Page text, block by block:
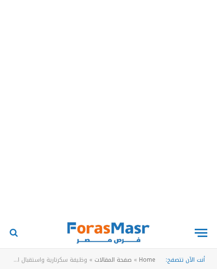
أنت الآن تتصفح: Home
» صفحة المقالات » وظيفة سكرتارية واستقبال اناث القاهرة – فرصة عمل مميزة في التجمع الخامس